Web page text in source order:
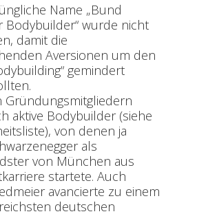
Name „Bund
Bodybuilder“ wurde nicht
damit die
Aversionen um den
gemindert
Gründungsmitgliedern
aktive Bodybuilder (siehe
von denen ja
als
von München aus
startete. Auch
avancierte zu einem
deutschen